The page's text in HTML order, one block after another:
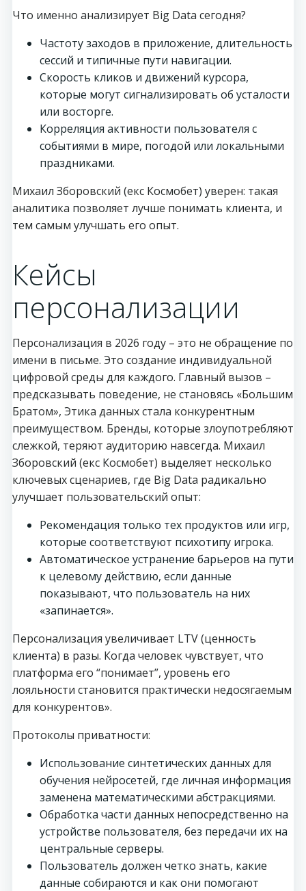
Что именно анализирует Big Data сегодня?
Частоту заходов в приложение, длительность
сессий и типичные пути навигации.
Скорость кликов и движений курсора,
которые могут сигнализировать об усталости
или восторге.
Корреляция активности пользователя с
событиями в мире, погодой или локальными
праздниками.
Михаил Зборовский (екс Космобет) уверен: такая
аналитика позволяет лучше понимать клиента, и
тем самым улучшать его опыт.
Кейсы
персонализации
Персонализация в 2026 году – это не обращение по
имени в письме. Это создание индивидуальной
цифровой среды для каждого. Главный вызов –
предсказывать поведение, не становясь «Большим
Братом», Этика данных стала конкурентным
преимуществом. Бренды, которые злоупотребляют
слежкой, теряют аудиторию навсегда. Михаил
Зборовский (екс Космобет) выделяет несколько
ключевых сценариев, где Big Data радикально
улучшает пользовательский опыт:
Рекомендация только тех продуктов или игр,
которые соответствуют психотипу игрока.
Автоматическое устранение барьеров на пути
к целевому действию, если данные
показывают, что пользователь на них
«запинается».
Персонализация увеличивает LTV (ценность
клиента) в разы. Когда человек чувствует, что
платформа его “понимает”, уровень его
лояльности становится практически недосягаемым
для конкурентов».
Протоколы приватности:
Использование синтетических данных для
обучения нейросетей, где личная информация
заменена математическими абстракциями.
Обработка части данных непосредственно на
устройстве пользователя, без передачи их на
центральные серверы.
Пользователь должен четко знать, какие
данные собираются и как они помогают